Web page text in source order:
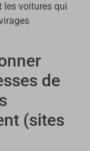
les voitures qui
de
(sites